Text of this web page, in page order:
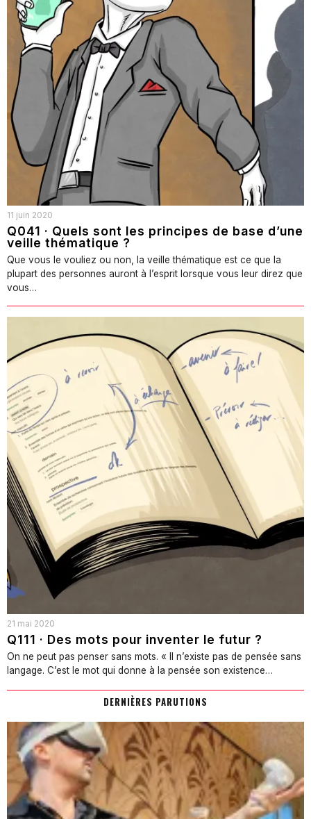
11 juin 2020
Q041 · Quels sont les principes de base d’une
veille thématique ?
Que vous le vouliez ou non, la veille thématique est ce que la
plupart des personnes auront à l’esprit lorsque vous leur direz que
vous…
21 mai 2020
Q111 · Des mots pour inventer le futur ?
On ne peut pas penser sans mots. « Il n’existe pas de pensée sans
langage. C’est le mot qui donne à la pensée son existence…
DERNIÈRES PARUTIONS